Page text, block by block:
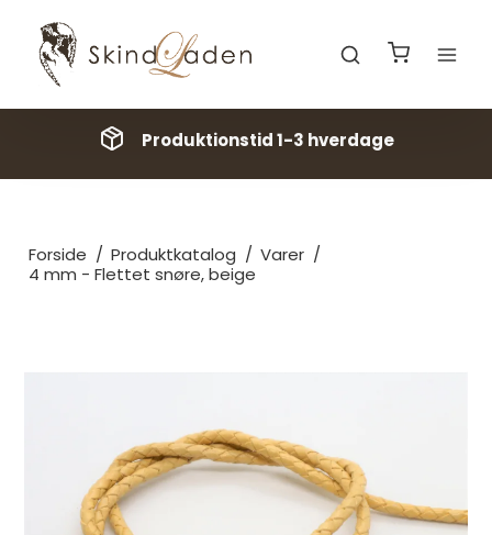
Produktionstid 1-3 hverdage
Forside / Produktkatalog / Varer /
4 mm - Flettet snøre, beige